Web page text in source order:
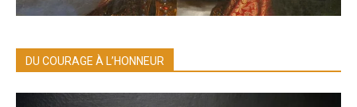
DU COURAGE À L’HONNEUR